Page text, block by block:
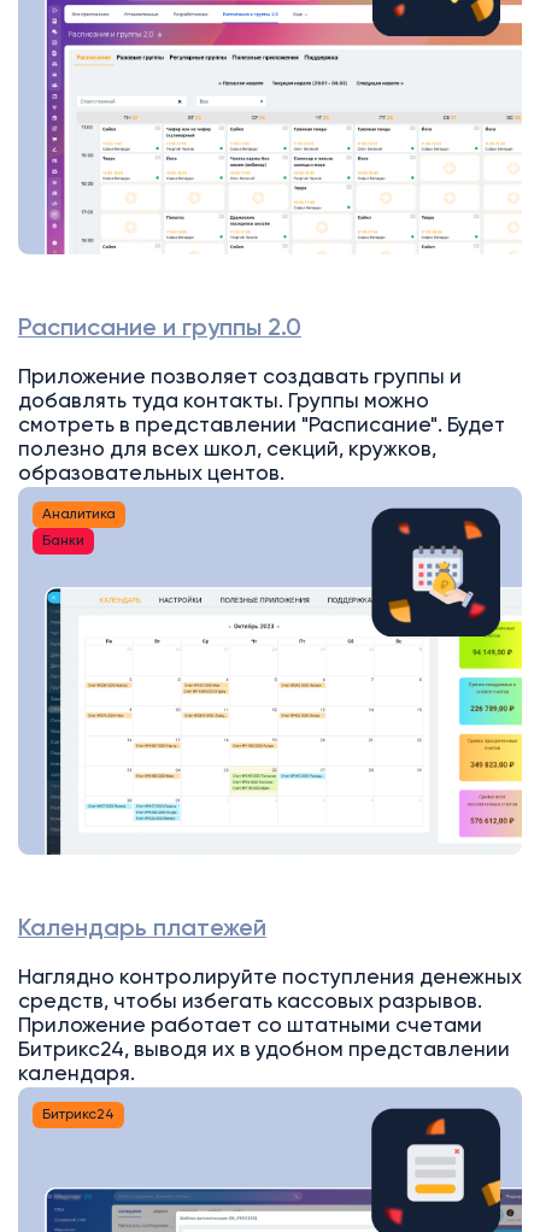
Расписание и группы 2.0
Приложение позволяет создавать группы и
добавлять туда контакты. Группы можно
смотреть в представлении "Расписание". Будет
полезно для всех школ, секций, кружков,
образовательных центов.
Аналитика
Банки
Календарь платежей
Наглядно контролируйте поступления денежных
средств, чтобы избегать кассовых разрывов.
Приложение работает со штатными счетами
Битрикс24, выводя их в удобном представлении
календаря.
Битрикс24